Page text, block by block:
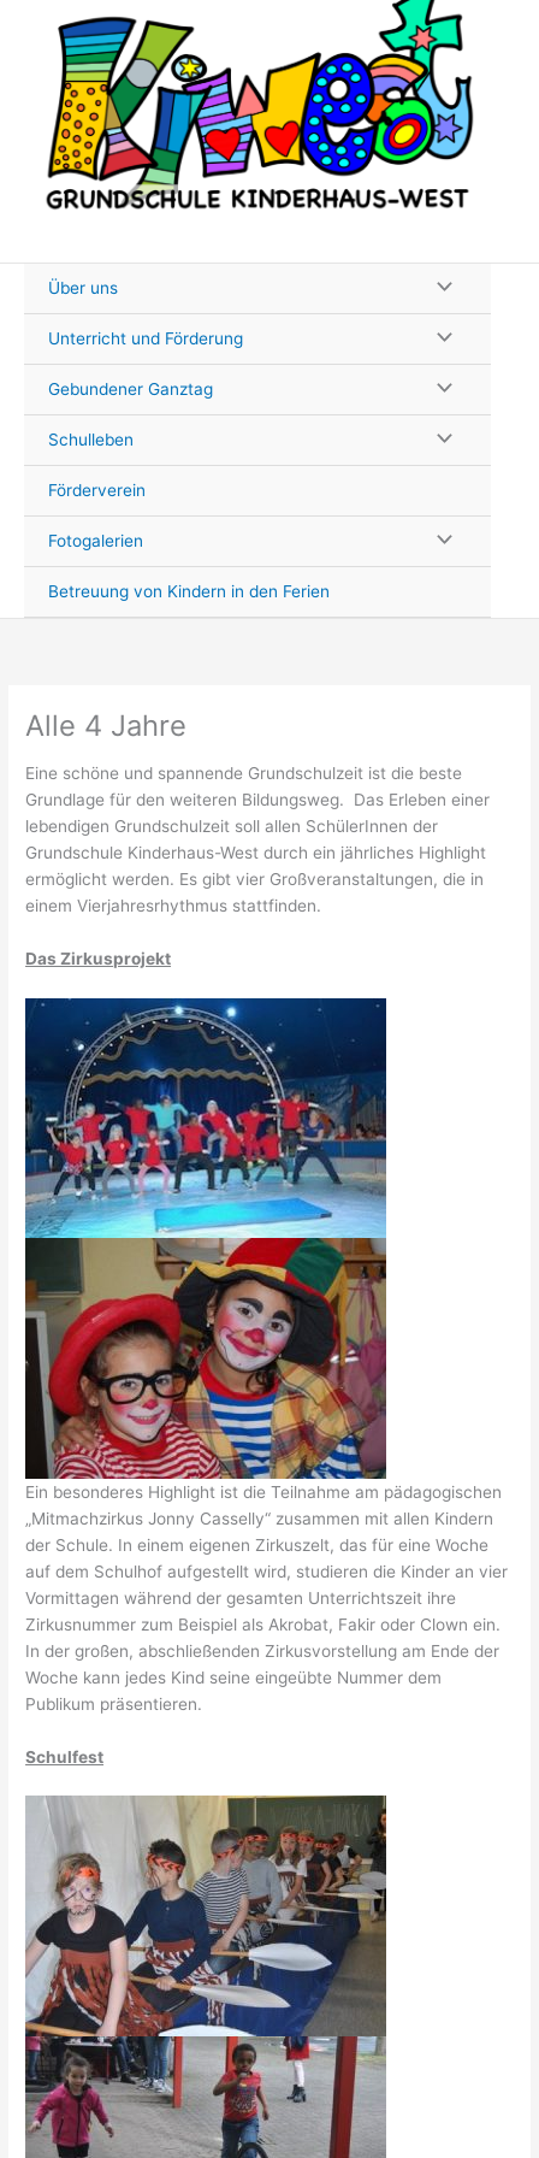
Über uns
Unterricht und Förderung
Gebundener Ganztag
Schulleben
Förderverein
Fotogalerien
Betreuung von Kindern in den Ferien
Alle 4 Jahre
Eine schöne und spannende Grundschulzeit ist die beste
Grundlage für den weiteren Bildungsweg. Das Erleben einer
lebendigen Grundschulzeit soll allen SchülerInnen der
Grundschule Kinderhaus-West durch ein jährliches Highlight
ermöglicht werden. Es gibt vier Großveranstaltungen, die in
einem Vierjahresrhythmus stattfinden.
Das Zirkusprojekt
Ein besonderes Highlight ist die Teilnahme am pädagogischen
„Mitmachzirkus Jonny Casselly“ zusammen mit allen Kindern
der Schule. In einem eigenen Zirkuszelt, das für eine Woche
auf dem Schulhof aufgestellt wird, studieren die Kinder an vier
Vormittagen während der gesamten Unterrichtszeit ihre
Zirkusnummer zum Beispiel als Akrobat, Fakir oder Clown ein.
In der großen, abschließenden Zirkusvorstellung am Ende der
Woche kann jedes Kind seine eingeübte Nummer dem
Publikum präsentieren.
Schulfest